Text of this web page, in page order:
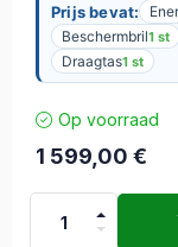
Prijs bevat:
Beschermbril1 st
Draagtas1 st
Op voorraad
1 599,00 €